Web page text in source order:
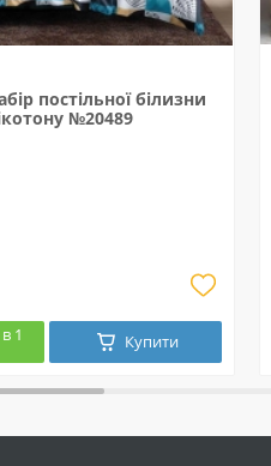
постільної білизни
№20489
1 Купити